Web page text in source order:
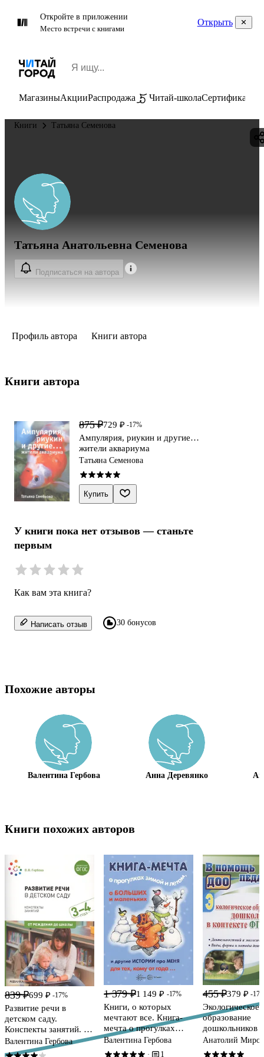
Откройте в приложении
Место встречи с книгами
Открыть
МагазиныАкцииРаспродажа Читай-школаСертификаты
Книги Татьяна Семенова
Татьяна Анатольевна Семенова
Подписаться на автора
Профиль автора Книги автора
Книги автора
875 ₽729 ₽ -17%
Ампулярия, риукин и другие…
жители аквариума
Татьяна Семенова
Купить
У книги пока нет отзывов — станьте
первым
Как вам эта книга?
Написать отзыв 30 бонусов
Похожие авторы
Валентина Гербова Анна Деревянко
Книги похожих авторов
839 ₽699 ₽ -17%
Развитие речи в
детском саду.
Конспекты занятий. 3-
4 года
Валентина Гербова
1 379 ₽1 149 ₽ -17%
Книги, о которых
мечтают все. Книга-
мечта о прогулках
зимой и летом (для
детей 3-5 лет)
Валентина Гербова
· 1
455 ₽379 ₽ -
Экологическое
образование
дошкольников в
контексте
Анатолий